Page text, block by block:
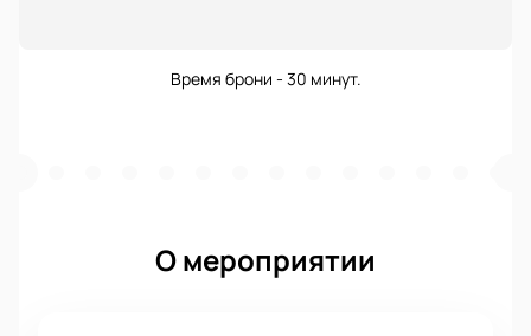
Время брони - 30 минут.
О мероприятии